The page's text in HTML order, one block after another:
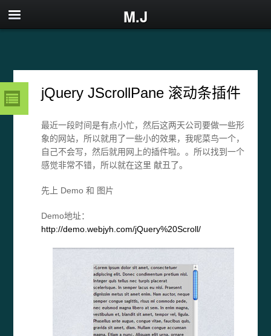
M.J
jQuery JScrollPane 滚动条插件
最近一段时间是有点小忙，然后这两天公司要做一些形
象的网站，所以就用了一些小的效果，我呢菜鸟一个，
自己不会写，然后就用网上的插件啦。。所以找到一个
感觉非常不错，所以就在这里 献丑了。
先上 Demo 和 图片
Demo地址：
http://demo.webjyh.com/jQuery%20Scroll/